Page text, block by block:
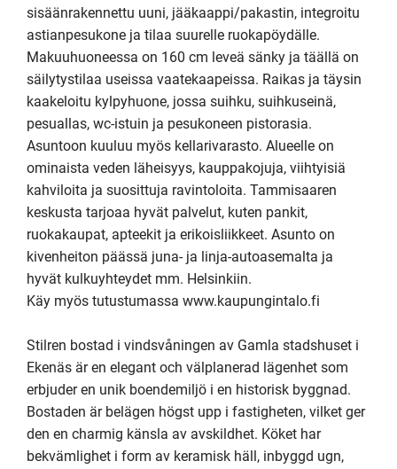
sisäänrakennettu uuni, jääkaappi/pakastin, integroitu
astianpesukone ja tilaa suurelle ruokapöydälle.
Makuuhuoneessa on 160 cm leveä sänky ja täällä on
säilytystilaa useissa vaatekaapeissa. Raikas ja täysin
kaakeloitu kylpyhuone, jossa suihku, suihkuseinä,
pesuallas, wc-istuin ja pesukoneen pistorasia.
Asuntoon kuuluu myös kellarivarasto. Alueelle on
ominaista veden läheisyys, kauppakojuja, viihtyisiä
kahviloita ja suosittuja ravintoloita. Tammisaaren
keskusta tarjoaa hyvät palvelut, kuten pankit,
ruokakaupat, apteekit ja erikoisliikkeet. Asunto on
kivenheiton päässä juna- ja linja-autoasemalta ja
hyvät kulkuyhteydet mm. Helsinkiin.
Käy myös tutustumassa www.kaupungintalo.fi
Stilren bostad i vindsvåningen av Gamla stadshuset i
Ekenäs är en elegant och välplanerad lägenhet som
erbjuder en unik boendemiljö i en historisk byggnad.
Bostaden är belägen högst upp i fastigheten, vilket ger
den en charmig känsla av avskildhet. Köket har
bekvämlighet i form av keramisk häll, inbyggd ugn,